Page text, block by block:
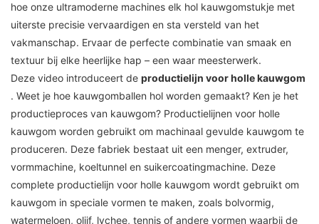
hoe onze ultramoderne machines elk hol kauwgomstukje met
uiterste precisie vervaardigen en sta versteld van het
vakmanschap. Ervaar de perfecte combinatie van smaak en
textuur bij elke heerlijke hap – een waar meesterwerk.
Deze video introduceert de productielijn voor holle kauwgom
. Weet je hoe kauwgomballen hol worden gemaakt? Ken je het
productieproces van kauwgom? Productielijnen voor holle
kauwgom worden gebruikt om machinaal gevulde kauwgom te
produceren. Deze fabriek bestaat uit een menger, extruder,
vormmachine, koeltunnel en suikercoatingmachine. Deze
complete productielijn voor holle kauwgom wordt gebruikt om
kauwgom in speciale vormen te maken, zoals bolvormig,
watermeloen, olijf, lychee, tennis of andere vormen waarbij de